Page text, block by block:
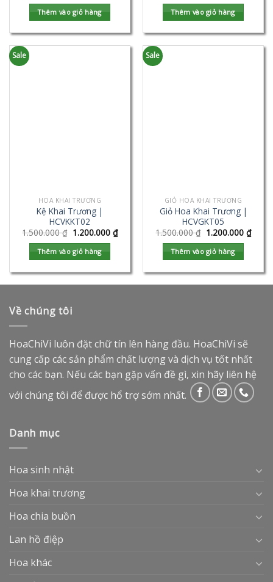
Thêm vào giỏ hàng Thêm vào giỏ hàng
Sale
HOA KHAI TRƯƠNG
Kệ Khai Trương |
HCVKKT02
1.500.000₫ 1.200.000 ₫
Thêm vào giỏ hàng
Sale
GIỎ HOA KHAI TRƯƠNG
Giỏ Hoa Khai Trương |
HCVGKT05
1.500.000₫ 1.200.000 ₫
Thêm vào giỏ hàng
Về chúng tôi
HoaChiVi luôn đặt chữ tín lên hàng đầu. HoaChiVi sẽ
cung cấp các sản phẩm chất lượng và dịch vụ tốt nhất
cho các bạn. Nếu các bạn gặp vấn đề gì, xin hãy liên hệ
với chúng tôi để được hổ trợ sớm nhất.
Danh mục
Hoa sinh nhật
Hoa khai trương
Hoa chia buồn
Lan hồ điệp
Hoa khác